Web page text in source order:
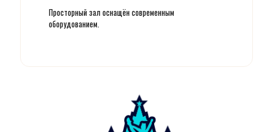
Просторный зал оснащён современным
оборудованием.